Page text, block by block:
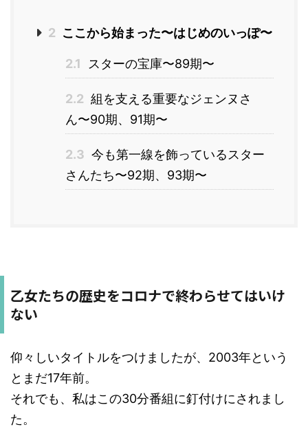
2 ここから始まった〜はじめのいっぽ〜
2.1 スターの宝庫〜89期〜
2.2 組を支える重要なジェンヌさ
ん〜90期、91期〜
2.3 今も第一線を飾っているスター
さんたち〜92期、93期〜
乙女たちの歴史をコロナで終わらせてはいけ
ない
仰々しいタイトルをつけましたが、2003年という
とまだ17年前。
それでも、私はこの30分番組に釘付けにされまし
た。